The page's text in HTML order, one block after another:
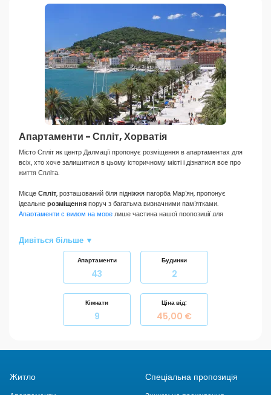
Апартаменти - Спліт, Хорватія
Місто Спліт як центр Далмації пропонує розміщення в апартаментах для
всіх, хто хоче залишитися в цьому історичному місті і дізнатися все про
життя Спліта.
МісцеСпліт, розташований біля підніжжя пагорба Мар'ян, пропонує
ідеальнерозміщенняпоруч з багатьма визначними пам'ятками.
Апартаменти с видом на морелише частина нашої пропозиції для
Дзвіниця і кафедральний собор Св.Дуе, Перестіл, Звончац, Сустіпан і багато
інших визначних пам'яток прикрашають це історичне місто. У 293 р н.е.
римський імператор Діоклетіан почав будувати розкішний палац, де пізніше
він провів свої останні дні. Площа палацу складає близько 30 000
квадратних метрів і вважається центром міста.Дізнайтеся більше про
Дивіться більше ▼
Апартаменти
43
Будинки
2
Кімнати
9
Ціна від:
45,00 €
Житло Спеціальна пропозиція